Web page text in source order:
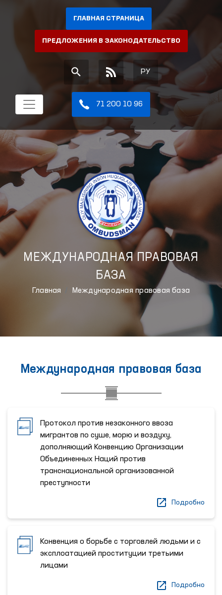
ГЛАВНАЯ СТРАНИЦА
ПРЕДЛОЖЕНИЯ В ЗАКОНОДАТЕЛЬСТВО
РУ
71 200 10 96
МЕЖДУНАРОДНАЯ ПРАВОВАЯ
БАЗА
Главная Международная правовая база
Международная правовая база
Протокол против незаконного ввоза
мигрантов по суше, морю и воздуху,
дополняющий Конвенцию Организации
Объединенных Наций против
транснациональной организованной
преступности
Подробно
Конвенция о борьбе с торговлей людьми и c
эксплоатацией проституции третьими
лицами
Подробно